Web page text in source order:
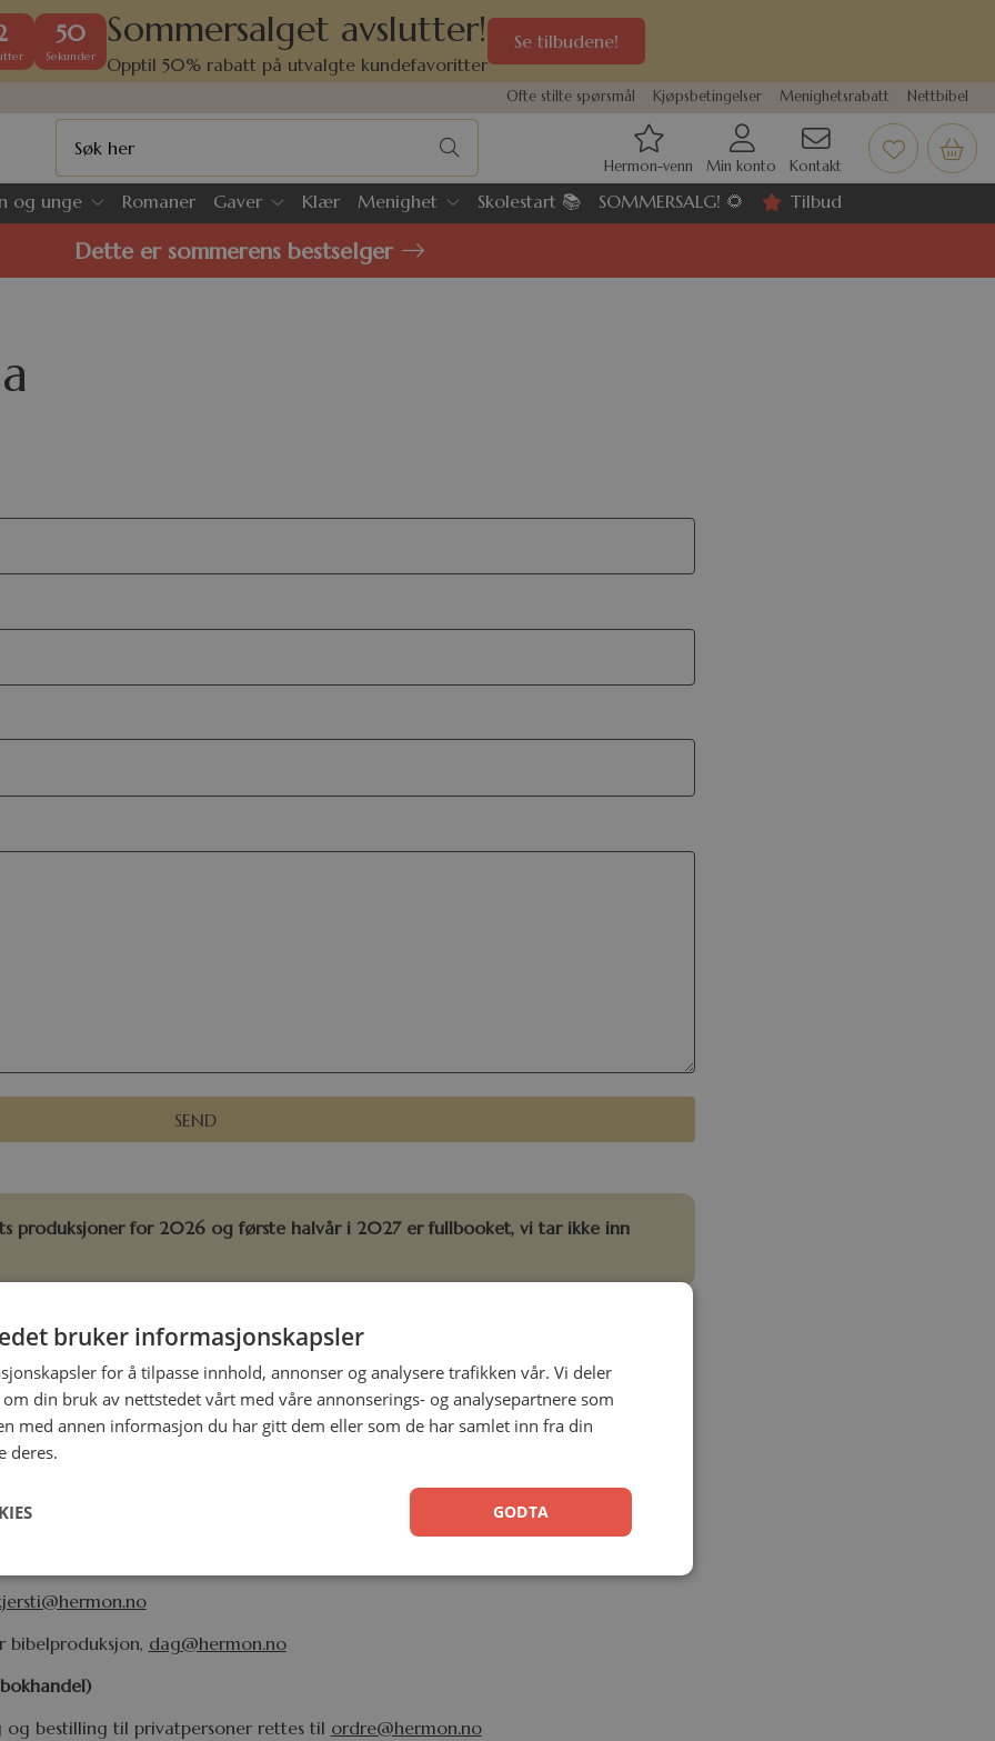
49
Sekunder
Sommersalget avslutter!
Opptil 50% rabatt på utvalgte kundefavoritter
Se tilbudene!
Ofte stilte spørsmål Kjøpsbetingelser Menighetsrabatt Nettbibel
Hermon-venn Min konto Kontakt
og unge Romaner Gaver Klær Menighet Skolestart 📚 SOMMERSALG! 🌻 Tilbud
Dette er sommerens bestselger
produksjoner for 2026 og første halvår i 2027 er fullbooket, vi tar ikke inn
dine bestillinger? Er du på jakt etter en bok? Da kan du benytte deg av
send en e-post tilordre@hermon.no.
eller markedsavdelingen for menighet og bokhandel kan du sende
bibelproduksjon, dag@hermon.no
og bestilling til privatpersoner rettes til ordre@hermon.no
bruker informasjonskapsler
for å tilpasse innhold, annonser og analysere trafikken vår. Vi deler
din bruk av nettstedet vårt med våre annonserings- og analysepartnere som
med annen informasjon du har gitt dem eller som de har samlet inn fra din
deres.
GODTA